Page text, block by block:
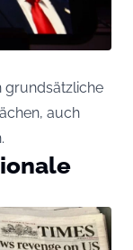
grundsätzliche
auch